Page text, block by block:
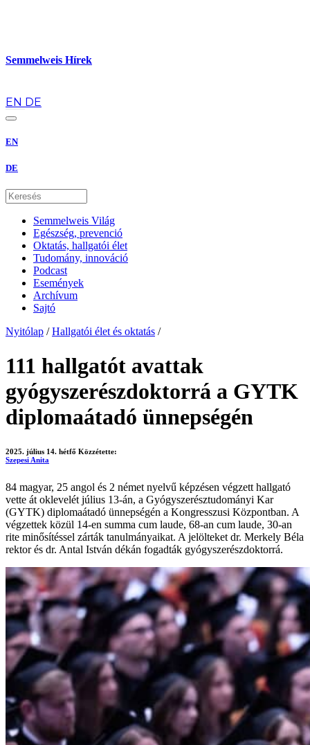
Semmelweis Hírek
EN DE
EN
DE
Semmelweis Világ
Egészség, prevenció
Oktatás, hallgatói élet
Tudomány, innováció
Podcast
Események
Archívum
Sajtó
Nyitólap / Hallgatói élet és oktatás /
111 hallgatót avattak
gyógyszerészdoktorrá a GYTK
diplomaátadó ünnepségén
2025. július 14. hétfő Közzétette:
Szepesi Anita
84 magyar, 25 angol és 2 német nyelvű képzésen végzett hallgató
vette át oklevelét július 13-án, a Gyógyszerésztudományi Kar
(GYTK) diplomaátadó ünnepségén a Kongresszusi Központban. A
végzettek közül 14-en summa cum laude, 68-an cum laude, 30-an
rite minősítéssel zárták tanulmányaikat. A jelölteket dr. Merkely Béla
rektor és dr. Antal István dékán fogadták gyógyszerészdoktorrá.